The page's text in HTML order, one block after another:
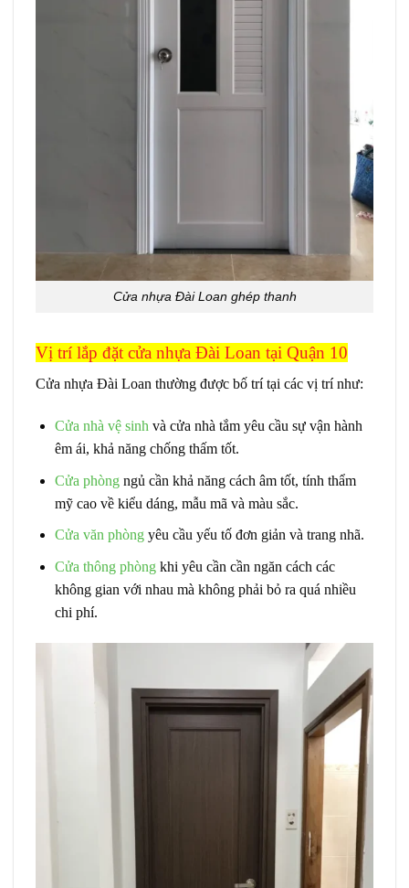
Cửa nhựa Đài Loan ghép thanh
Vị trí lắp đặt cửa nhựa Đài Loan tại Quận 10
Cửa nhựa Đài Loan thường được bố trí tại các vị trí như:
Cửa nhà vệ sinh và cửa nhà tắm yêu cầu sự vận hành
êm ái, khả năng chống thấm tốt.
Cửa phòngngủ cần khả năng cách âm tốt, tính thẩm
mỹ cao về kiểu dáng, mẫu mã và màu sắc.
Cửa văn phòngyêu cầu yếu tố đơn giản và trang nhã.
Cửa thông phòng khi yêu cần cần ngăn cách các
không gian với nhau mà không phải bỏ ra quá nhiều
chi phí.